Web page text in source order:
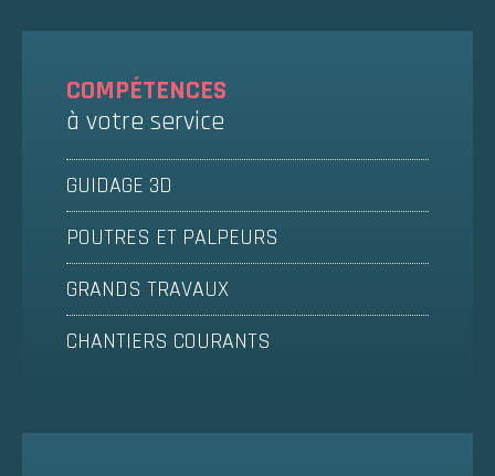
COMPÉTENCES
à votre service
GUIDAGE 3D
POUTRES ET PALPEURS
GRANDS TRAVAUX
CHANTIERS COURANTS